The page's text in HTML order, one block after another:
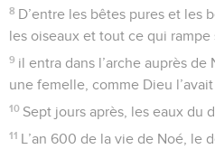
8 D’entre les bêtes pures et les
les oiseaux et tout ce qui rampe
9 il entra dans l’arche auprès
une femelle, comme Dieu
10 Sept jours après, les eaux du
11 L’an 600 de la vie de Noé, le